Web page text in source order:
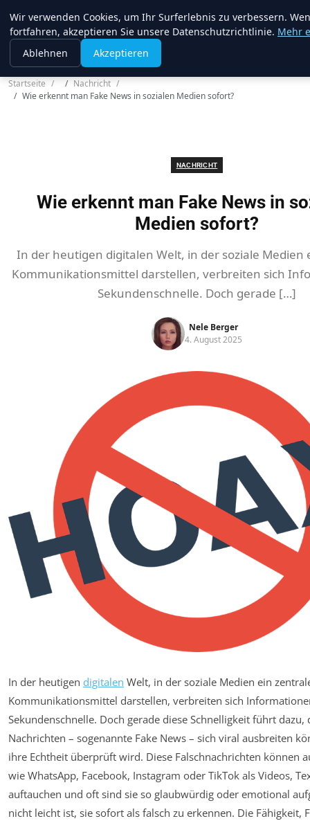
Web Recorder
Startseite
Nachricht
Wie erkennt man Fake News in sozialen Medien sofort?
NACHRICHT
Wie erkennt man Fake News in
Medien sofort?
In der heutigen digitalen Welt, in der soziale Medien
Kommunikationsmittel darstellen, verbreiten sich
Sekundenschnelle. Doch gerade […]
Nele Berger
4. August 2025
In der heutigen digitalen Welt, in der soziale Medien ein
Kommunikationsmittel darstellen, verbreiten sich
Sekundenschnelle. Doch gerade diese Schnelligkeit führt dazu,
Nachrichten – sogenannte Fake News – sich viral ausbreiten
ihre Echtheit überprüft wird. Diese Falschnachrichten können
wie WhatsApp, Facebook, Instagram oder TikTok als Videos,
auftauchen und oft sind sie so glaubwürdig oder emotional
nicht leicht ist, sie sofort als falsch zu erkennen. Die Fähigkeit,
Wir verwenden Cookies, um Ihr Surferlebnis zu verbessern.
fortfahren, akzeptieren Sie unsere Datenschutzrichtlinie. Mehr
Ablehnen
Akzeptieren